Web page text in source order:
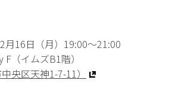
月16日（月）19:00〜21:00
F（イムズB1階）
中央区天神1-7-11）